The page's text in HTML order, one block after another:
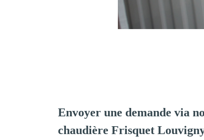
Envoyer une demande via
chaudière Frisquet